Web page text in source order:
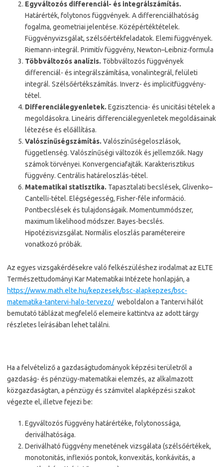
Egyváltozós differenciál- és integrálszámítás.
Határérték, folytonos függvények. A differenciálhatóság
fogalma, geometriai jelentése. Középértéktételek.
Függvényvizsgálat, szélsőértékfeladatok. Elemi függvények.
Riemann-integrál. Primitív függvény, Newton–Leibniz-formula
Többváltozós analízis. Többváltozós függvények
differenciál- és integrálszámítása, vonalintegrál, felületi
integrál. Szélsőértékszámítás. Inverz- és implicitfüggvény-
tétel.
Differenciálegyenletek. Egzisztencia- és unicitási tételek a
megoldásokra. Lineáris differenciálegyenletek megoldásainak
létezése és előállítása.
Valószínűségszámítás. Valószínűségeloszlások,
függetlenség. Valószínűségi változók és jellemzőik. Nagy
számok törvényei. Konvergenciafajták. Karakterisztikus
függvény. Centrális határeloszlás-tétel.
Matematikai statisztika. Tapasztalati becslések, Glivenko–
Cantelli-tétel. Elégségesség, Fisher-féle információ.
Pontbecslések és tulajdonságaik. Momentummódszer,
maximum likelihood módszer. Bayes-becslés.
Hipotézisvizsgálat. Normális eloszlás paramétereire
vonatkozó próbák.
Az egyes vizsgakérdésekre való felkészüléshez irodalmat az ELTE
Természettudományi Kar Matematikai Intézete honlapján, a
https://www.math.elte.hu/kepzesek/bsc-alapkepzes/bsc-
matematika-tantervi-halo-tervezo/weboldalon a Tantervi hálót
bemutató táblázat megfelelő elemeire kattintva az adott tárgy
részletes leírásában lehet találni.
Ha a felvételiző a gazdaságtudományok képzési területről a
gazdaság- és pénzügy-matematikai elemzés, az alkalmazott
közgazdaságtan, a pénzügy és számvitel alapképzési szakot
végezte el, illetve fejezi be:
Egyváltozós függvény határértéke, folytonossága,
deriválhatósága.
Deriválható függvény menetének vizsgálata (szélsőértékek,
monotonitás, inflexiós pontok, konvexitás, konkávitás, a